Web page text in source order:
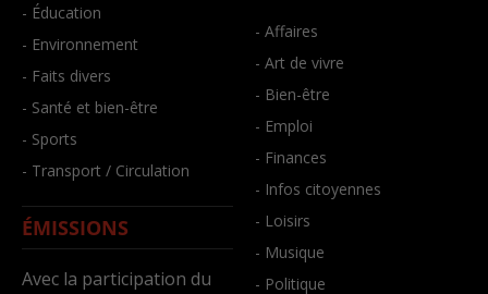
- Éducation
- Environnement
- Faits divers
- Santé et bien-être
- Sports
- Transport / Circulation
ÉMISSIONS
Avec la participation du
- Affaires
- Art de vivre
- Bien-être
- Emploi
- Finances
- Infos citoyennes
- Loisirs
- Musique
- Politique